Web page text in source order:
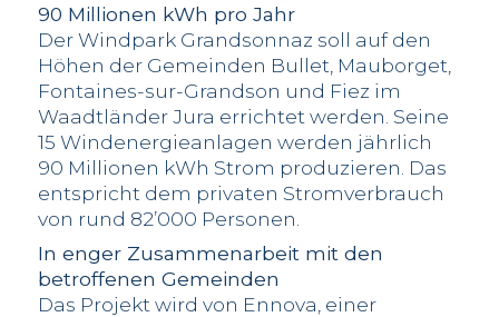
90 Millionen kWh pro Jahr
Der Windpark Grandsonnaz soll auf den
Höhen der Gemeinden Bullet, Mauborget,
Fontaines-sur-Grandson und Fiez im
Waadtländer Jura errichtet werden. Seine
15 Windenergieanlagen werden jährlich
90 Millionen kWh Strom produzieren. Das
entspricht dem privaten Stromverbrauch
von rund 82’000 Personen.
In enger Zusammenarbeit mit den
betroffenen Gemeinden
Das Projekt wird von Ennova, einer